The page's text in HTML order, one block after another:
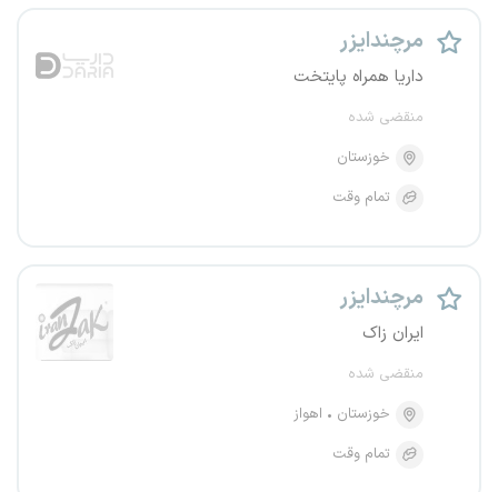
مرچندایزر
داریا همراه پایتخت
منقضی شده
خوزستان
تمام وقت
مرچندایزر
ایران زاک
منقضی شده
خوزستان
اهواز
تمام وقت